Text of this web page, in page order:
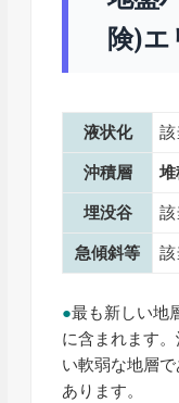
険)エ
液状化 該
沖積層
埋没谷 該
急傾斜等 該
●最も新しい地
に含まれます
い軟弱な地層
あります。